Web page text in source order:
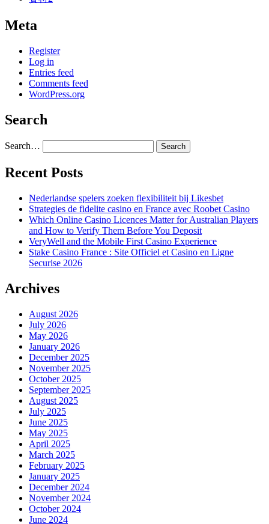
Meta
Register
Log in
Entries feed
Comments feed
WordPress.org
Search
Search…
Recent Posts
Nederlandse spelers zoeken flexibiliteit bij Likesbet
Strategies de fidelite casino en France avec Roobet Casino
Which Online Casino Licences Matter for Australian Players
and How to Verify Them Before You Deposit
VeryWell and the Mobile First Casino Experience
Stake Casino France : Site Officiel et Casino en Ligne
Securise 2026
Archives
August 2026
July 2026
May 2026
January 2026
December 2025
November 2025
October 2025
September 2025
August 2025
July 2025
June 2025
May 2025
April 2025
March 2025
February 2025
January 2025
December 2024
November 2024
October 2024
June 2024